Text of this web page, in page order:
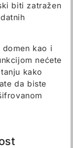
biti zatražen
kao i
nećete
kako
da biste